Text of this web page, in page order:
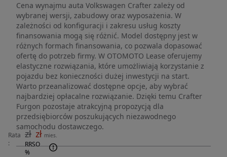
Cena wynajmu auta Volkswagen Crafter zależy od
wybranej wersji, zabudowy oraz wyposażenia. W
zależności od konfiguracji i zakresu usług koszty
finansowania mogą się różnić. Model dostępny jest w
różnych formach finansowania, co pozwala dopasować
ofertę do potrzeb firmy. W OTOMOTO Lease oferujemy
elastyczne rozwiązania, które umożliwiają korzystanie z
pojazdu bez konieczności dużej inwestycji na start.
Warto przeanalizować dostępne opcje, aby wybrać
najbardziej opłacalne rozwiązanie. Dzięki temu Crafter
Furgon pozostaje atrakcyjną propozycją dla
przedsiębiorców poszukujących niezawodnego
samochodu dostawczego.
Rata
:
zł zł mies.
RRSO
%